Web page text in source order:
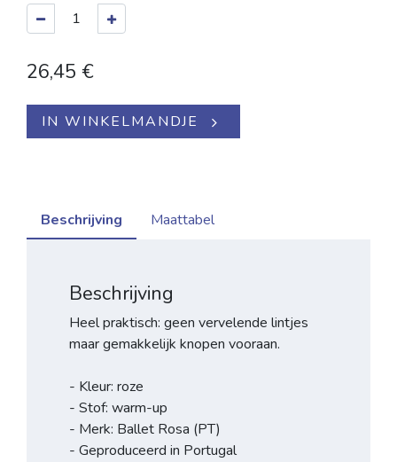
26,45 €
IN WINKELMANDJE
Beschrijving Maattabel
Beschrijving
Heel praktisch: geen vervelende lintjes
maar gemakkelijk knopen vooraan.
- Kleur: roze
- Stof: warm-up
- Merk: Ballet Rosa (PT)
- Geproduceerd in Portugal